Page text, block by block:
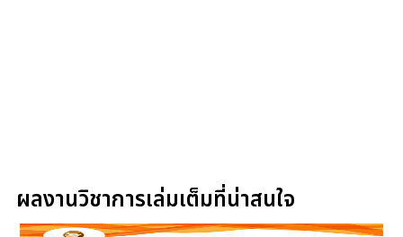
ผลงานวิชาการเล่มเต็มที่น่าสนใจ